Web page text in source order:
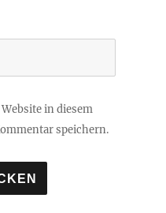
in diesem
speichern.